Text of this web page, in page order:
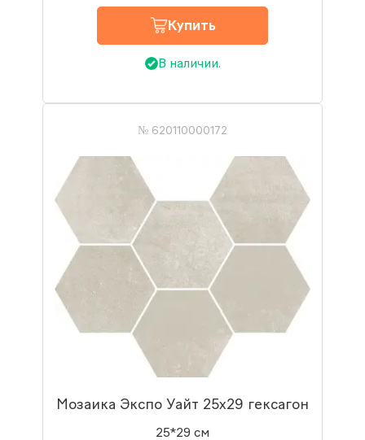
Купить
В наличии.
№ 620110000172
Мозаика Экспо Уайт 25x29 гексагон
25*29 см